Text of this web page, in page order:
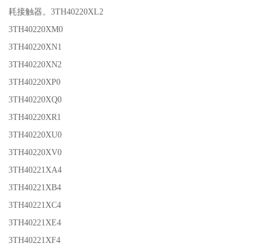
耗接触器。3TH40220XL2
3TH40220XM0
3TH40220XN1
3TH40220XN2
3TH40220XP0
3TH40220XQ0
3TH40220XR1
3TH40220XU0
3TH40220XV0
3TH40221XA4
3TH40221XB4
3TH40221XC4
3TH40221XE4
3TH40221XF4